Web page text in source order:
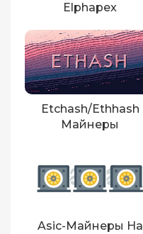
Elphapex
Etchash/Ethhash
Майнеры
Asic-Майнеры На